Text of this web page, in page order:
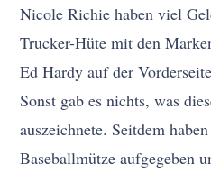
Nicole Richie haben viel
Trucker-Hüte mit den
Ed Hardy auf der
Sonst gab es nichts, was
auszeichnete. Seitdem
Baseballmütze aufgegeben